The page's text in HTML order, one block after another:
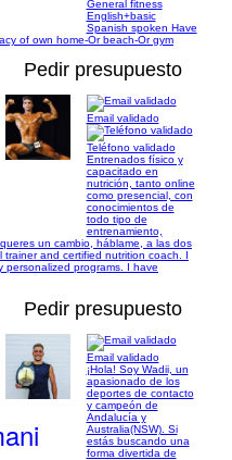
General fitness
English+basic
Spanish spoken Have
of own home-Or beach-Or gym
Pedir presupuesto
Email validado
Teléfono validado
Entrenados físico y
capacitado en
nutrición, tanto online
como presencial, con
conocimientos de
todo tipo de
entrenamiento,
un cambio, háblame, a las dos
and certified nutrition coach. I
personalized programs. I have
Pedir presupuesto
Email validado
¡Hola! Soy Wadii, un
apasionado de los
deportes de contacto
y campeón de
Andalucía y
Australia(NSW). Si
estás buscando una
forma divertida de